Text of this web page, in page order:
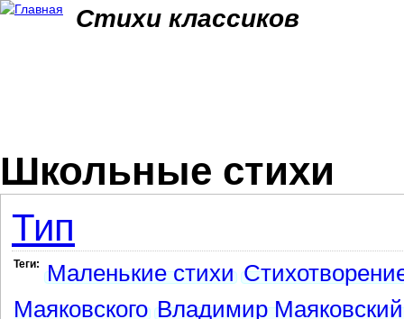
Стихи классиков
Школьные стихи
Тип
Теги: Маленькие стихи
Маяковского Владимир